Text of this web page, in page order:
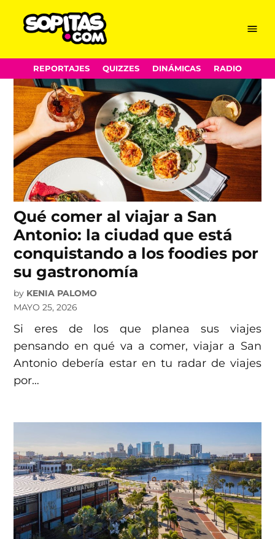
content
Menu
REPORTAJES QUIZZES DINÁMICAS RADIO
viajeros
Qué comer al viajar a San
Antonio: la ciudad que está
conquistando a los foodies por
su gastronomía
by KENIA PALOMO
MAYO 25, 2026
Si eres de los que planea sus viajes
pensando en qué va a comer, viajar a San
Antonio debería estar en tu radar de viajes
por…